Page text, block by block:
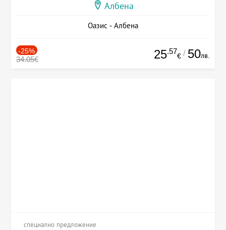
Албена
Оазис - Албена
-25%
34.05€ 25.57
€ / 50лв.
специално предложение